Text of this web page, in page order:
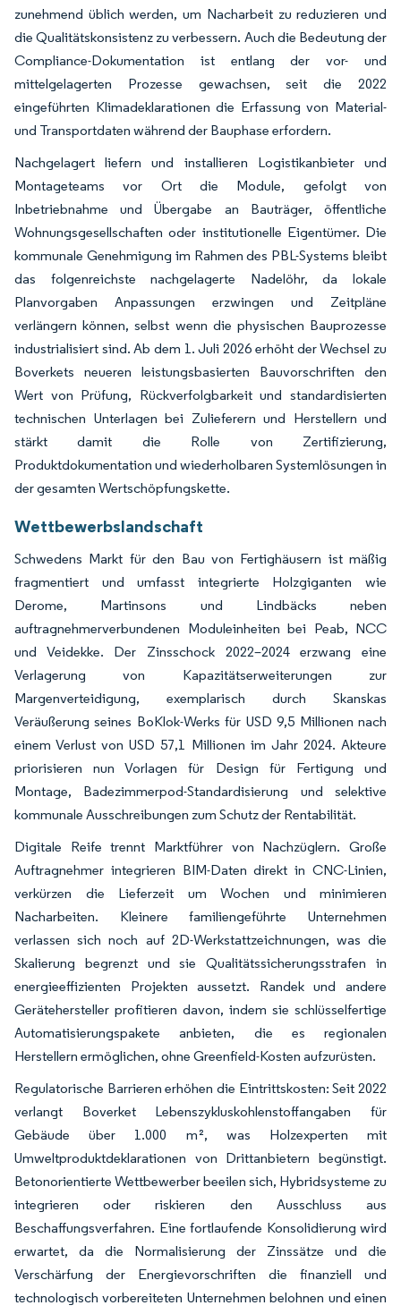
zunehmend üblich werden, um Nacharbeit zu reduzieren und
die Qualitätskonsistenz zu verbessern. Auch die Bedeutung der
Compliance-Dokumentation ist entlang der vor- und
mittelgelagerten Prozesse gewachsen, seit die 2022
eingeführten Klimadeklarationen die Erfassung von Material-
und Transportdaten während der Bauphase erfordern.
Nachgelagert liefern und installieren Logistikanbieter und
Montageteams vor Ort die Module, gefolgt von
Inbetriebnahme und Übergabe an Bauträger, öffentliche
Wohnungsgesellschaften oder institutionelle Eigentümer. Die
kommunale Genehmigung im Rahmen des PBL-Systems bleibt
das folgenreichste nachgelagerte Nadelöhr, da lokale
Planvorgaben Anpassungen erzwingen und Zeitpläne
verlängern können, selbst wenn die physischen Bauprozesse
industrialisiert sind. Ab dem 1. Juli 2026 erhöht der Wechsel zu
Boverkets neueren leistungsbasierten Bauvorschriften den
Wert von Prüfung, Rückverfolgbarkeit und standardisierten
technischen Unterlagen bei Zulieferern und Herstellern und
stärkt damit die Rolle von Zertifizierung,
Produktdokumentation und wiederholbaren Systemlösungen in
der gesamten Wertschöpfungskette.
Wettbewerbslandschaft
Schwedens Markt für den Bau von Fertighäusern ist mäßig
fragmentiert und umfasst integrierte Holzgiganten wie
Derome, Martinsons und Lindbäcks neben
auftragnehmerverbundenen Moduleinheiten bei Peab, NCC
und Veidekke. Der Zinsschock 2022–2024 erzwang eine
Verlagerung von Kapazitätserweiterungen zur
Margenverteidigung, exemplarisch durch Skanskas
Veräußerung seines BoKlok-Werks für USD 9,5 Millionen nach
einem Verlust von USD 57,1 Millionen im Jahr 2024. Akteure
priorisieren nun Vorlagen für Design für Fertigung und
Montage, Badezimmerpod-Standardisierung und selektive
kommunale Ausschreibungen zum Schutz der Rentabilität.
Digitale Reife trennt Marktführer von Nachzüglern. Große
Auftragnehmer integrieren BIM-Daten direkt in CNC-Linien,
verkürzen die Lieferzeit um Wochen und minimieren
Nacharbeiten. Kleinere familiengeführte Unternehmen
verlassen sich noch auf 2D-Werkstattzeichnungen, was die
Skalierung begrenzt und sie Qualitätssicherungsstrafen in
energieeffizienten Projekten aussetzt. Randek und andere
Gerätehersteller profitieren davon, indem sie schlüsselfertige
Automatisierungspakete anbieten, die es regionalen
Herstellern ermöglichen, ohne Greenfield-Kosten aufzurüsten.
Regulatorische Barrieren erhöhen die Eintrittskosten: Seit 2022
verlangt Boverket Lebenszykluskohlenstoffangaben für
Gebäude über 1.000 m², was Holzexperten mit
Umweltproduktdeklarationen von Drittanbietern begünstigt.
Betonorientierte Wettbewerber beeilen sich, Hybridsysteme zu
integrieren oder riskieren den Ausschluss aus
Beschaffungsverfahren. Eine fortlaufende Konsolidierung wird
erwartet, da die Normalisierung der Zinssätze und die
Verschärfung der Energievorschriften die finanziell und
technologisch vorbereiteten Unternehmen belohnen und einen